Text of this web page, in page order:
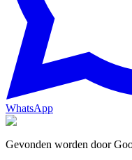
WhatsApp
Gevonden worden door